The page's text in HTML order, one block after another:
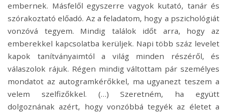
embernek. Másfelől egyszerre vagyok kutató, tanár és
szórakoztató előadó. Az a feladatom, hogy a pszichológiát
vonzóvá tegyem. Mindig találok időt arra, hogy az
emberekkel kapcsolatba kerüljek. Napi több száz levelet
kapok tanítványaimtól a világ minden részéről, és
válaszolok rájuk. Régen mindig váltottam pár személyes
mondatot az autogramkérőkkel, ma ugyanezt teszem a
velem szelfizőkkel. (…) Szeretném, ha együtt
dolgoznának azért, hogy vonzóbbá tegyék az életet a